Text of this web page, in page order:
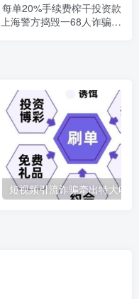
每单20%手续费榨干投资款
上海警方捣毁一68人诈骗团